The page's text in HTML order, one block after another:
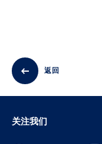
返回
关注我们